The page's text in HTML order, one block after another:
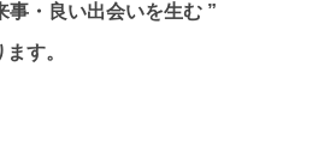
事・良い出会いを生む ”
す。